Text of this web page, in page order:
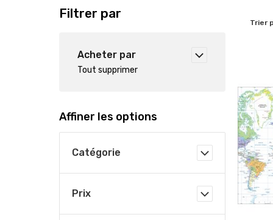
Trier
Filtrer par
Acheter par
Tout supprimer
Affiner les options
Catégorie
Prix